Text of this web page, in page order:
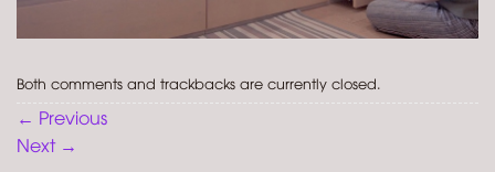
Both comments and trackbacks are currently closed.
← Previous
Next →